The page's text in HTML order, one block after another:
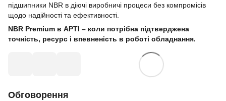
підшипники NBR в діючі виробничі процеси без компромісів
щодо надійності та ефективності.
NBR Premium в АРТІ – коли потрібна підтверджена
точність, ресурс і впевненість в роботі обладнання.
Обговорення